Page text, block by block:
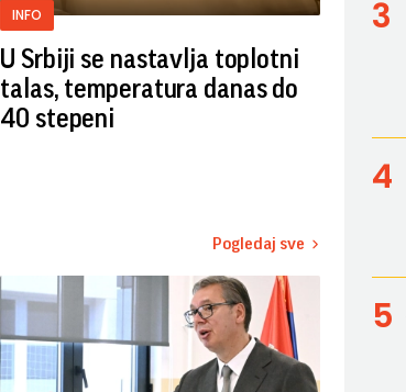
INFO
U Srbiji se nastavlja toplotni
talas, temperatura danas do
40 stepeni
Pogledaj sve